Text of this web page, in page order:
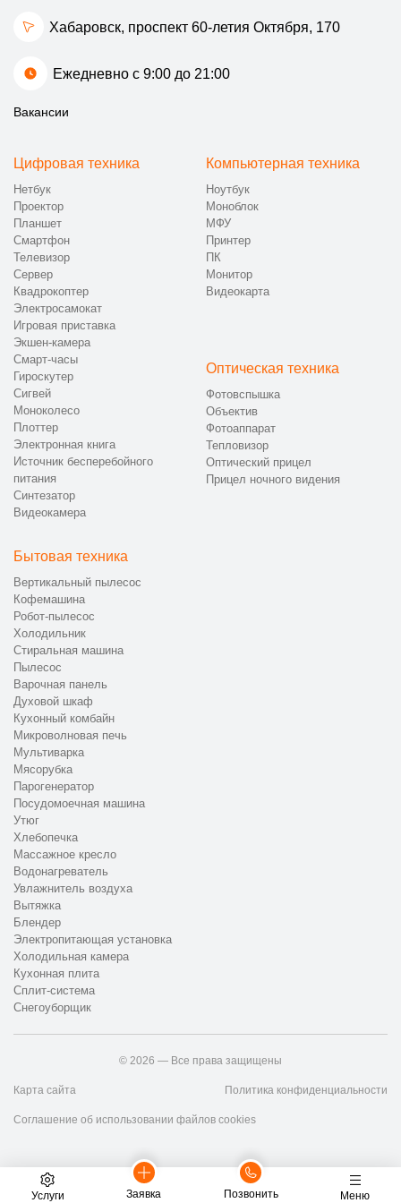
Услуги Заявка Позвонить Меню
Хабаровск, проспект 60-летия Октября, 170
Ежедневно с 9:00 до 21:00
Вакансии
Цифровая техника
Нетбук
Проектор
Планшет
Смартфон
Телевизор
Сервер
Квадрокоптер
Электросамокат
Игровая приставка
Экшен-камера
Смарт-часы
Гироскутер
Сигвей
Моноколесо
Плоттер
Электронная книга
Источник бесперебойного
питания
Синтезатор
Видеокамера
Компьютерная техника
Ноутбук
Моноблок
МФУ
Принтер
ПК
Монитор
Видеокарта
Оптическая техника
Фотовспышка
Объектив
Фотоаппарат
Тепловизор
Оптический прицел
Прицел ночного видения
Бытовая техника
Вертикальный пылесос
Кофемашина
Робот-пылесос
Холодильник
Стиральная машина
Пылесос
Варочная панель
Духовой шкаф
Кухонный комбайн
Микроволновая печь
Мультиварка
Мясорубка
Парогенератор
Посудомоечная машина
Утюг
Хлебопечка
Массажное кресло
Водонагреватель
Увлажнитель воздуха
Вытяжка
Блендер
Электропитающая установка
Холодильная камера
Кухонная плита
Сплит-система
Снегоуборщик
© 2026 — Все права защищены
Карта сайта Политика конфиденциальности
Соглашение об использовании файлов cookies